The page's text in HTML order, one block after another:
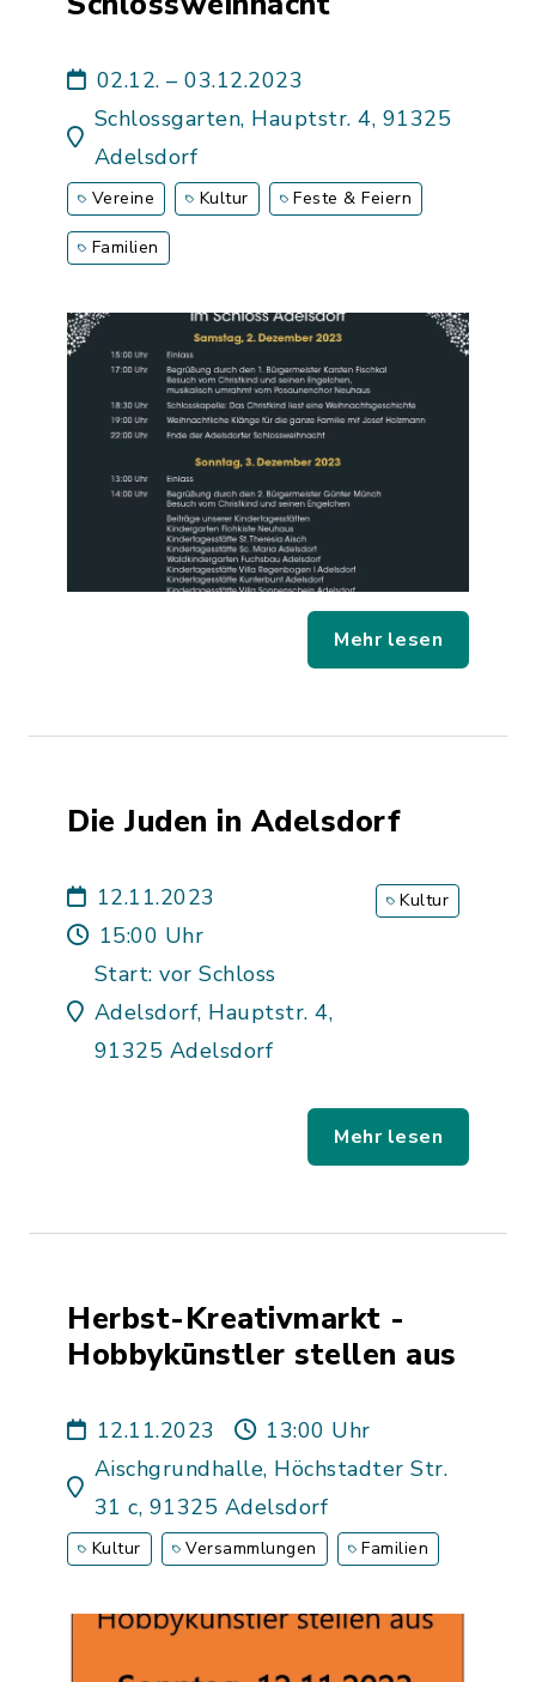
02.12. – 03.12.2023
Schlossgarten, Hauptstr. 4, 91325
Adelsdorf
Vereine Kultur Feste & Feiern
Familien
Mehr lesen
Die Juden in Adelsdorf
12.11.2023
15:00 Uhr
Start: vor Schloss
Adelsdorf, Hauptstr. 4,
91325 Adelsdorf
Kultur
Mehr lesen
Herbst-Kreativmarkt -
Hobbykünstler stellen aus
12.11.2023
13:00 Uhr
Aischgrundhalle, Höchstadter Str.
31 c, 91325 Adelsdorf
Kultur Versammlungen Familien